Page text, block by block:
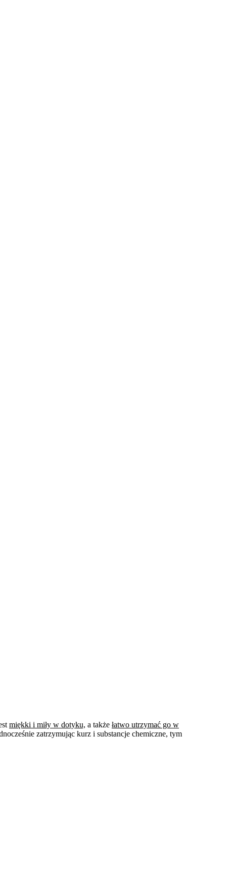
miękki i miły w dotyku, a także łatwo utrzymać go w
zatrzymując kurz i substancje chemiczne, tym